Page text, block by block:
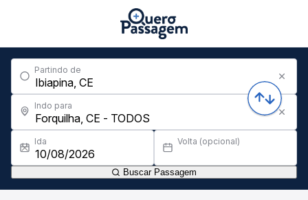
Partindo de
Indo para
Ida Volta (opcional)
Buscar Passagem